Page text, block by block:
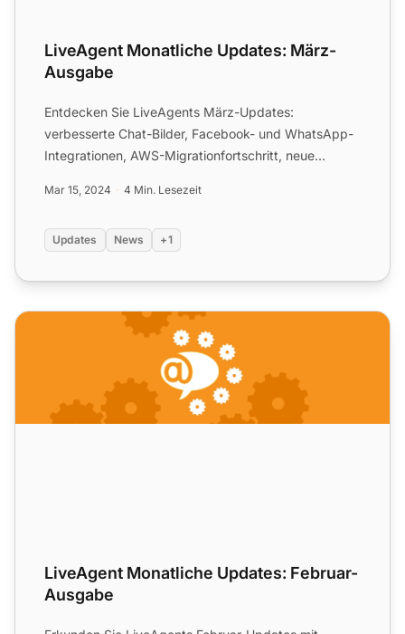
LiveAgent Monatliche Updates: März-
Ausgabe
Entdecken Sie LiveAgents März-Updates:
verbesserte Chat-Bilder, Facebook- und WhatsApp-
Integrationen, AWS-Migrationfortschritt, neue
Mar 15, 2024 4 Min. Lesezeit
Updates News +1
LiveAgent Monatliche Updates: Februar-Ausgabe
LiveAgent Monatliche Updates: Februar-
Ausgabe